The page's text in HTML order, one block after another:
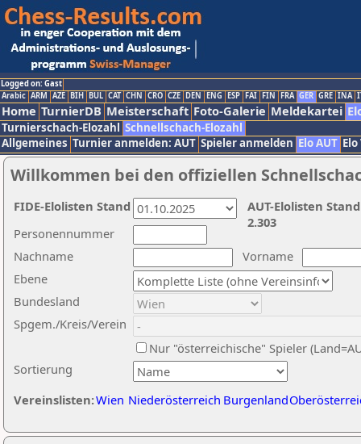
Logged on: Gast
Arabic ARM AZE BIH BUL CAT CHN CRO CZE DEN ENG ESP FAI FIN FRA GER GRE INA
Home TurnierDB Meisterschaft Foto-Galerie Meldekartei
Turnierschach-Elozahl Schnellschach-Elozahl
Allgemeines Turnier anmelden: AUT Spieler anmelden Elo AUT
Willkommen bei den offiziellen
Nachname
Vorname
Ebene
Sortierung
Personennummer
Bundesland
Spgem./Kreis/Verein
Nur "österreichische" Spieler
Vereinslisten:Wien Niederösterreich Burgenland
AUT-Elolisten
2.303
FIDE-Elolisten Stand